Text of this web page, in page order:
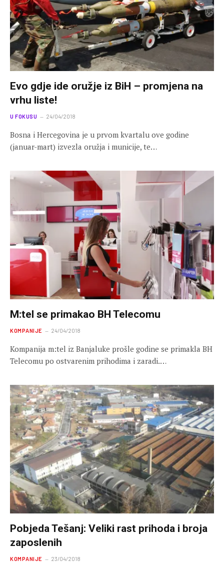
Evo gdje ide oružje iz BiH – promjena na
vrhu liste!
U FOKUSU 24/04/2018
Bosna i Hercegovina je u prvom kvartalu ove godine
(januar-mart) izvezla oružja i municije, te…
M:tel se primakao BH Telecomu
KOMPANIJE 24/04/2018
Kompanija m:tel iz Banjaluke prošle godine se primakla BH
Telecomu po ostvarenim prihodima i zaradi.…
Pobjeda Tešanj: Veliki rast prihoda i broja
zaposlenih
KOMPANIJE 23/04/2018